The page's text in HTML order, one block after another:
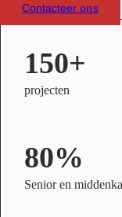
Contacteer ons
150+
projecten
80%
Senior en